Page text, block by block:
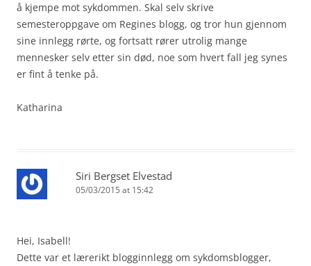
å kjempe mot sykdommen. Skal selv skrive
semesteroppgave om Regines blogg, og tror hun gjennom
sine innlegg rørte, og fortsatt rører utrolig mange
mennesker selv etter sin død, noe som hvert fall jeg synes
er fint å tenke på.
Katharina
Siri Bergset Elvestad
05/03/2015 at 15:42
Hei, Isabell!
Dette var et lærerikt blogginnlegg om sykdomsblogger,